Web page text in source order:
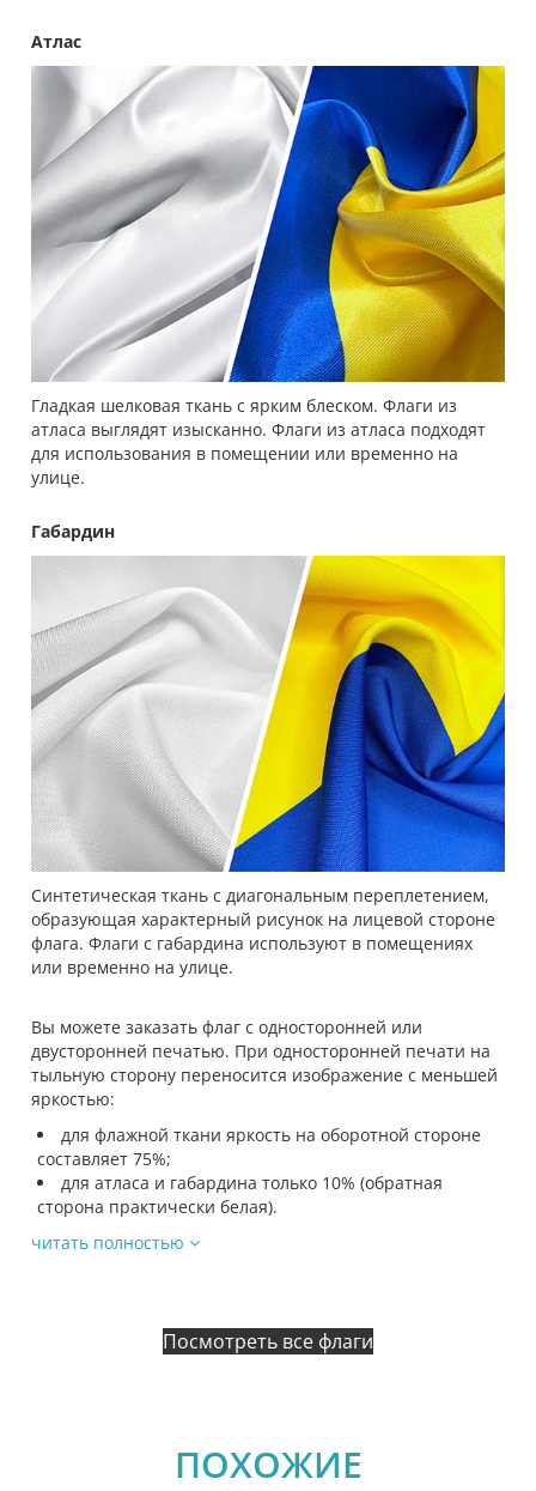
Атлас
Гладкая шелковая ткань с ярким блеском. Флаги из
атласа выглядят изысканно. Флаги из атласа подходят
для использования в помещении или временно на
улице.
Габардин
Синтетическая ткань с диагональным переплетением,
образующая характерный рисунок на лицевой стороне
флага. Флаги с габардина используют в помещениях
или временно на улице.
Вы можете заказать флаг с односторонней или
двусторонней печатью. При односторонней печати на
тыльную сторону переносится изображение с меньшей
яркостью:
для флажной ткани яркость на оборотной стороне
составляет 75%;
для атласа и габардина только 10% (обратная
сторона практически белая).
читать полностью
Посмотреть все флаги
ПОХОЖИЕ